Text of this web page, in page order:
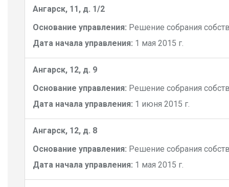
Ангарск, 11, д. 1/2
Основание управления: Решение собрания
Дата начала управления: 1 мая 2015 г.
Ангарск, 12, д. 9
Основание управления: Решение собрания
Дата начала управления: 1 июня 2015 г.
Ангарск, 12, д. 8
Основание управления: Решение собрания
Дата начала управления: 1 мая 2015 г.